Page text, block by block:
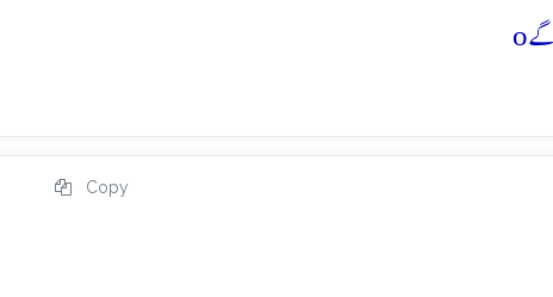
o
Copy